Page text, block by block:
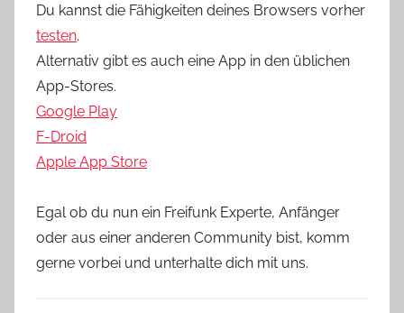
Du kannst die Fähigkeiten deines Browsers vorher
testen.
Alternativ gibt es auch eine App in den üblichen
App-Stores.
Google Play
F-Droid
Apple App Store
Egal ob du nun ein Freifunk Experte, Anfänger
oder aus einer anderen Community bist, komm
gerne vorbei und unterhalte dich mit uns.